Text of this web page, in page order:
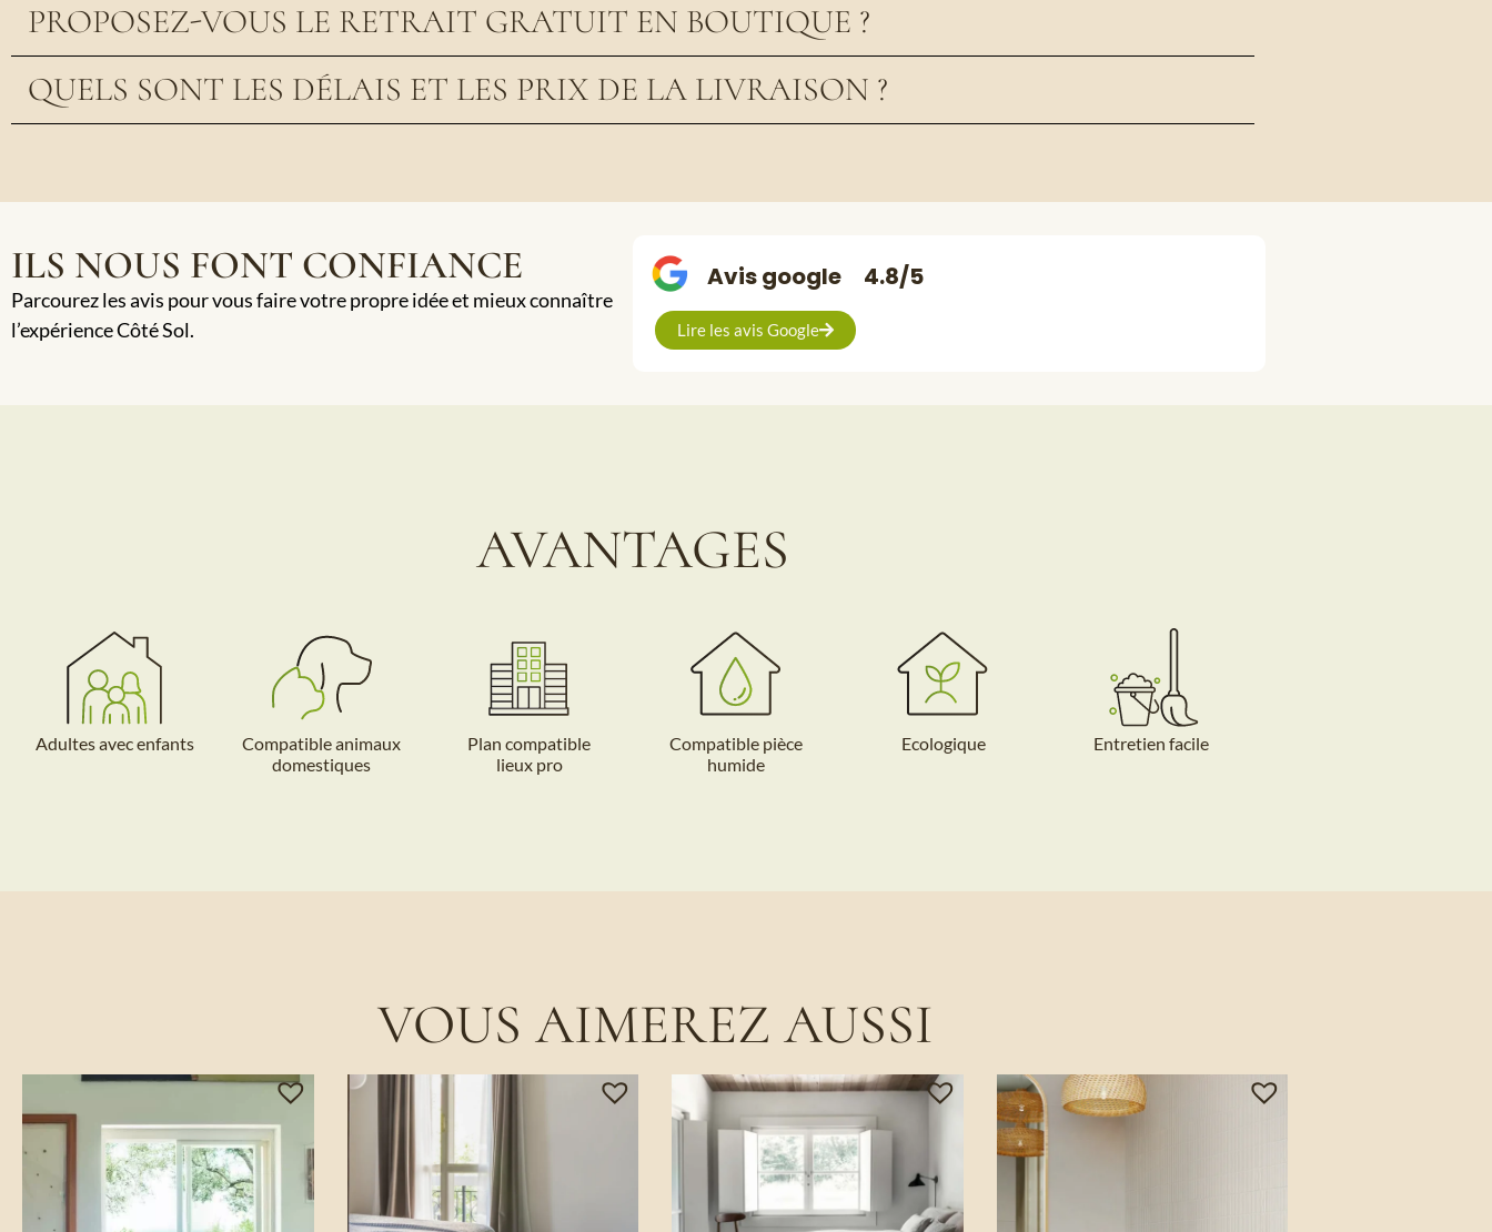
PROPOSEZ-VOUS LE RETRAIT GRATUIT EN BOUTIQUE ?
QUELS SONT LES DÉLAIS ET LES PRIX DE LA LIVRAISON ?
ILS NOUS FONT CONFIANCE
Parcourez les avis pour vous faire votre propre idée et mieux connaître
l’expérience Côté Sol.
Avis google 4.8/5
Lire les avis Google
AVANTAGES
Adultes avec enfants
Compatible animaux
domestiques
Plan compatible
lieux pro
Compatible pièce
humide
Ecologique Entretien facile
VOUS AIMEREZ AUSSI